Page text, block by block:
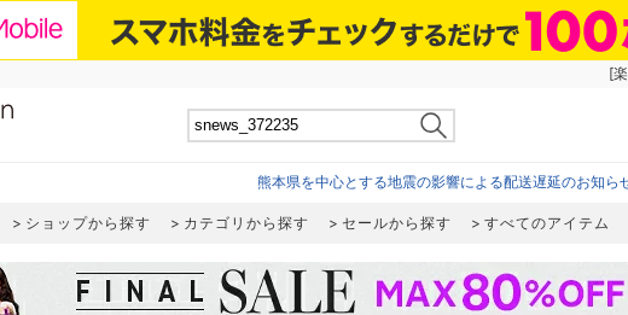
[
熊本県を中心とする地震の影響による配送遅延のお知ら
ショップから探す カテゴリから探す セールから探す すべてのアイテム